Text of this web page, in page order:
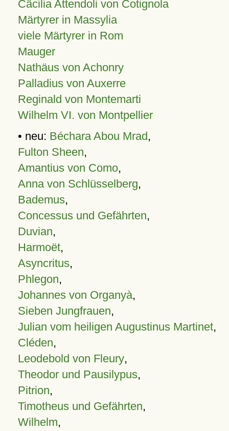
Cäcilia Attendoli von Cotignola
Märtyrer in Massylia
viele Märtyrer in Rom
Mauger
Nathäus von Achonry
Palladius von Auxerre
Reginald von Montemarti
Wilhelm VI. von Montpellier
• neu: Béchara Abou Mrad,
Fulton Sheen,
Amantius von Como,
Anna von Schlüsselberg,
Bademus,
Concessus und Gefährten,
Duvian,
Harmoët,
Asyncritus,
Phlegon,
Johannes von Organyà,
Sieben Jungfrauen,
Julian vom heiligen Augustinus Martinet,
Cléden,
Leodebold von Fleury,
Theodor und Pausilypus,
Pitrion,
Timotheus und Gefährten,
Wilhelm,